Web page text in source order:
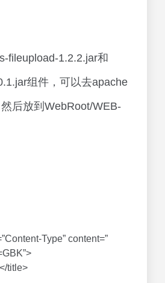
fileupload-1.2.2.jar和
组件，可以去apache
后放到WebRoot/WEB-
Type” content=”
title>